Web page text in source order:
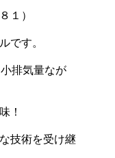
１）
です。
排気量なが
！
技術を受け継